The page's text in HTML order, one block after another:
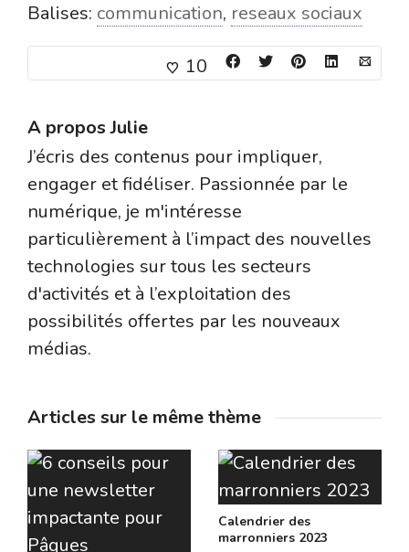
Balises: communication, reseaux sociaux
10
A proposJulie
J’écris des contenus pour impliquer,
engager et fidéliser. Passionnée par le
numérique, je m'intéresse
particulièrement à l’impact des nouvelles
technologies sur tous les secteurs
d'activités et à l’exploitation des
possibilités offertes par les nouveaux
médias.
Articles sur le même thème
Calendrier des
marronniers 2023